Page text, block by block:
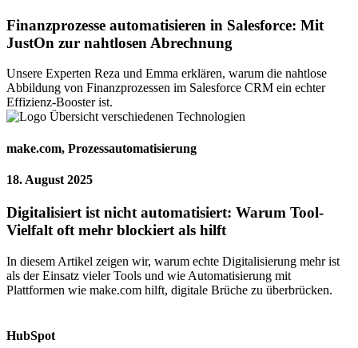
Finanzprozesse automatisieren in Salesforce: Mit
JustOn zur nahtlosen Abrechnung
Unsere Experten Reza und Emma erklären, warum die nahtlose
Abbildung von Finanzprozessen im Salesforce CRM ein echter
Effizienz-Booster ist.
make.com, Prozessautomatisierung
18. August 2025
Digitalisiert ist nicht automatisiert: Warum Tool-
Vielfalt oft mehr blockiert als hilft
In diesem Artikel zeigen wir, warum echte Digitalisierung mehr ist
als der Einsatz vieler Tools und wie Automatisierung mit
Plattformen wie make.com hilft, digitale Brüche zu überbrücken.
HubSpot